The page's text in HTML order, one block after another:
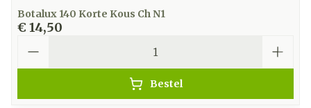
Botalux 140 Korte Kous Ch N1
€ 14,50
Bestel